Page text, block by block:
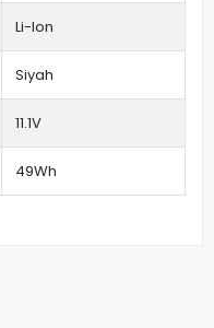
Li-Ion
Siyah
11.1V
49Wh